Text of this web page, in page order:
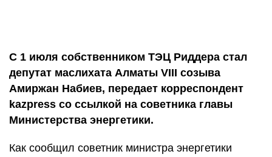
С 1 июля собственником ТЭЦ Риддера стал
депутат маслихата Алматы VIII созыва
Амиржан Набиев, передает корреспондент
kazpress со ссылкой на советника главы
Министерства энергетики.
Как сообщил советник министра энергетики